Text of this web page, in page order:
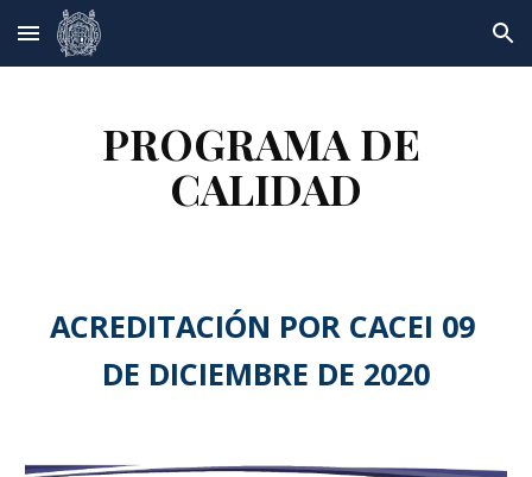
Skip to main content Skip to navigation
PROGRAMA DE
CALIDAD
ACREDITACIÓN POR CACEI 09
DE DICIEMBRE DE 2020